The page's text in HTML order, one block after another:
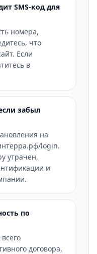
SMS-код для
номера,
что
Если
в
забыл
на
login.
утрачен,
и
по
договора,